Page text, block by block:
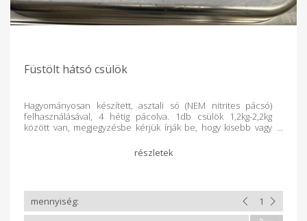
Füstölt hátsó csülök
Hagyományosan készített, asztali só (NEM nitrites pácsó)
felhasználásával, 4 hétig pácolva. 1db csülök 1,2kg-2,2kg
között van, megjegyzésbe kérjük írják be, hogy kisebb vagy
számított 2hónapig. Tárolása: száraz, hűvös helyen.
Súlykorrekció történik a termék lemérését követően.